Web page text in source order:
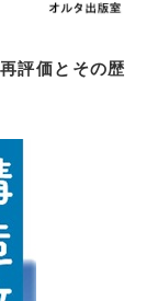
評価とその歴